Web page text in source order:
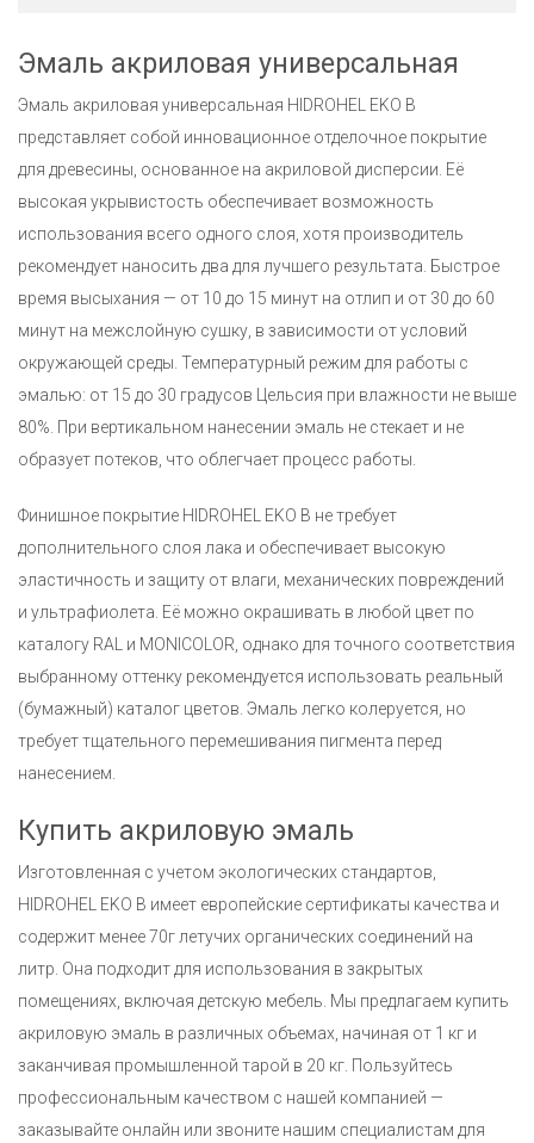
Эмаль акриловая универсальная
Эмаль акриловая универсальная HIDROHEL EKO B
представляет собой инновационное отделочное покрытие
для древесины, основанное на акриловой дисперсии. Её
высокая укрывистость обеспечивает возможность
использования всего одного слоя, хотя производитель
рекомендует наносить два для лучшего результата. Быстрое
время высыхания — от 10 до 15 минут на отлип и от 30 до 60
минут на межслойную сушку, в зависимости от условий
окружающей среды. Температурный режим для работы с
эмалью: от 15 до 30 градусов Цельсия при влажности не выше
80%. При вертикальном нанесении эмаль не стекает и не
образует потеков, что облегчает процесс работы.
Финишное покрытие HIDROHEL EKO B не требует
дополнительного слоя лака и обеспечивает высокую
эластичность и защиту от влаги, механических повреждений
и ультрафиолета. Её можно окрашивать в любой цвет по
каталогу RAL и MONICOLOR, однако для точного соответствия
выбранному оттенку рекомендуется использовать реальный
(бумажный) каталог цветов. Эмаль легко колеруется, но
требует тщательного перемешивания пигмента перед
нанесением.
Купить акриловую эмаль
Изготовленная с учетом экологических стандартов,
HIDROHEL EKO B имеет европейские сертификаты качества и
содержит менее 70г летучих органических соединений на
литр. Она подходит для использования в закрытых
помещениях, включая детскую мебель. Мы предлагаем купить
акриловую эмаль в различных объемах, начиная от 1 кг и
заканчивая промышленной тарой в 20 кг. Пользуйтесь
профессиональным качеством с нашей компанией —
заказывайте онлайн или звоните нашим специалистам для